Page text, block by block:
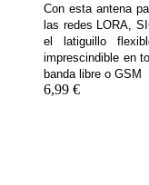
Con esta antena
las redes LORA,
el latiguillo
imprescindible en
banda libre o GSM
6,99 €